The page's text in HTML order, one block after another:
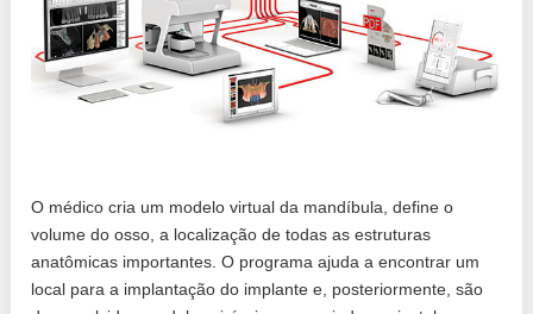
O médico cria um modelo virtual da mandíbula, define o
volume do osso, a localização de todas as estruturas
anatômicas importantes. O programa ajuda a encontrar um
local para a implantação do implante e, posteriormente, são